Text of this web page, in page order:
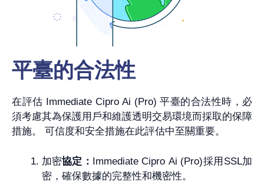
平臺的合法性
在評估 Immediate Cipro Ai (Pro) 平臺的合法性時，必
須考慮其為保護用戶和維護透明交易環境而採取的保障
措施。 可信度和安全措施在此評估中至關重要。
加密協定： Immediate Cipro Ai (Pro)採用SSL加
密，確保數據的完整性和機密性。